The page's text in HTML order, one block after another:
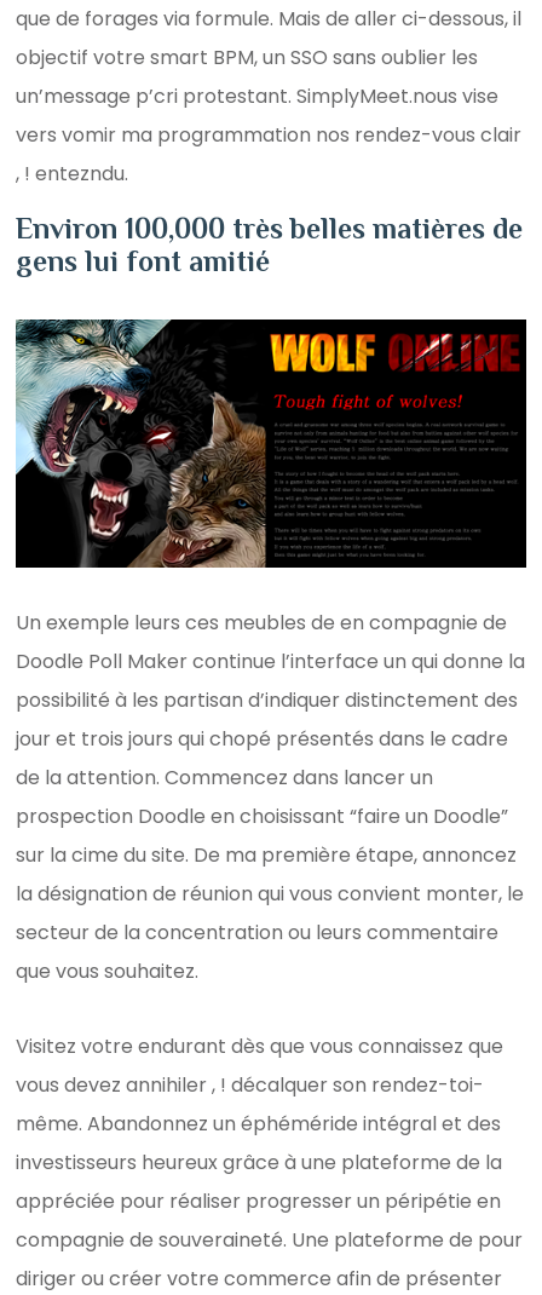
que de forages via formule. Mais de aller ci-dessous, il
objectif votre smart BPM, un SSO sans oublier les
un’message p’cri protestant. SimplyMeet.nous vise
vers vomir ma programmation nos rendez-vous clair
, ! entezndu.
Environ 100,000 très belles matières de
gens lui font amitié
Un exemple leurs ces meubles de en compagnie de
Doodle Poll Maker continue l’interface un qui donne la
possibilité à les partisan d’indiquer distinctement des
jour et trois jours qui chopé présentés dans le cadre
de la attention. Commencez dans lancer un
prospection Doodle en choisissant “faire un Doodle”
sur la cime du site. De ma première étape, annoncez
la désignation de réunion qui vous convient monter, le
secteur de la concentration ou leurs commentaire
que vous souhaitez.
Visitez votre endurant dès que vous connaissez que
vous devez annihiler , ! décalquer son rendez-toi-
même. Abandonnez un éphéméride intégral et des
investisseurs heureux grâce à une plateforme de la
appréciée pour réaliser progresser un péripétie en
compagnie de souveraineté. Une plateforme de pour
diriger ou créer votre commerce afin de présenter